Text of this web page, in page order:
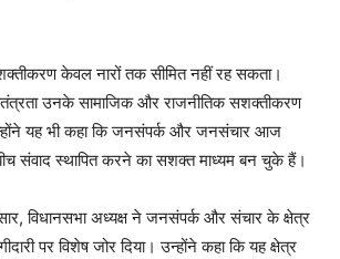
केवल नारों तक सीमित नहीं रह सकता।
उनके सामाजिक और राजनीतिक सशक्तीकरण
यह भी कहा कि जनसंपर्क और जनसंचार आज
संवाद स्थापित करने का सशक्त माध्यम बन चुके हैं।
विधानसभा अध्यक्ष ने जनसंपर्क और संचार के क्षेत्र
पर विशेष जोर दिया। उन्होंने कहा कि यह क्षेत्र